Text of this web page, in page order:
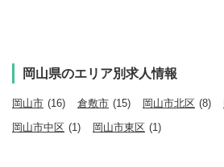
岡山県のエリア別求人情報
岡山市 (16) 倉敷市 (15) 岡山市北区 (8)
岡山市中区 (1) 岡山市東区 (1)